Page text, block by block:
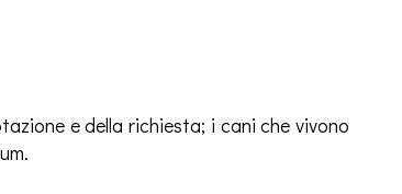
e della richiesta; i cani che vivono